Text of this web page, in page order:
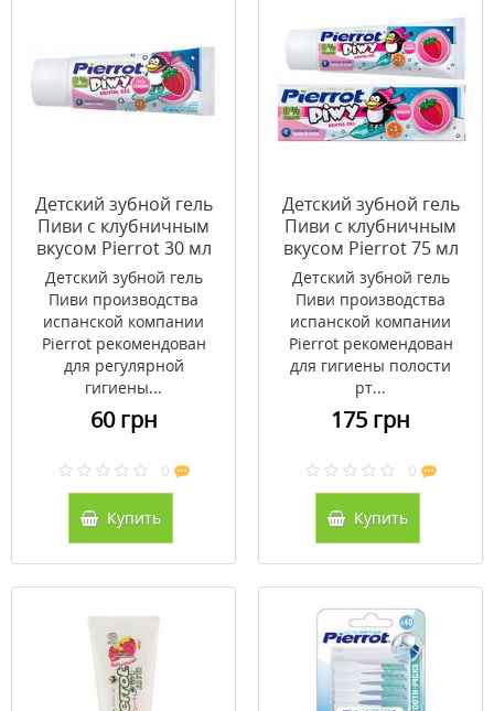
Детский зубной гель
Пиви с клубничным
вкусом Pierrot 30 мл
Детский зубной гель
Пиви производства
испанской компании
Pierrot рекомендован
для регулярной
гигиены...
60 грн
0
Купить
Детский зубной гель
Пиви с клубничным
вкусом Pierrot 75 мл
Детский зубной гель
Пиви производства
испанской компании
Pierrot рекомендован
для гигиены полости
рт...
175 грн
0
Купить